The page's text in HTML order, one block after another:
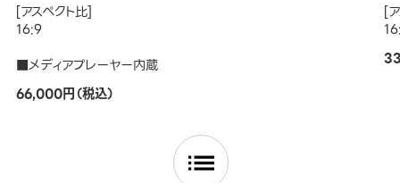
[アスペクト比]
16:9
■メディアプレーヤー内蔵
66,000円（税込）
[